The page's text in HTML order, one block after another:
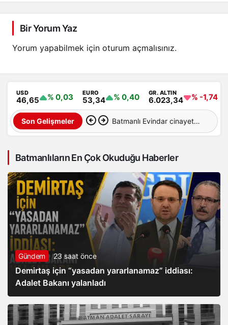
Bir Yorum Yaz
Yorum yapabilmek için oturum açmalısınız.
USD
46,65 % 0,03 EURO
53,34 % 0,40 GR. ALTIN
6.023,34 % -1,74
Son Gelişmeler Batmanlı Evindar cinayete
aranıyor…
Batmanlıların En Çok Okuduğu Haberler
Gündem 23 saat önce
Demirtaş için “yasadan yararlanamaz” iddiası:
Adalet Bakanı yalanladı